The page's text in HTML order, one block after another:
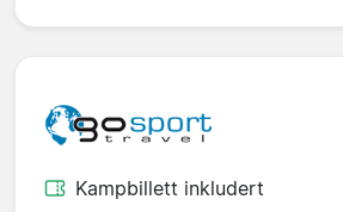
Kampbillett inkludert